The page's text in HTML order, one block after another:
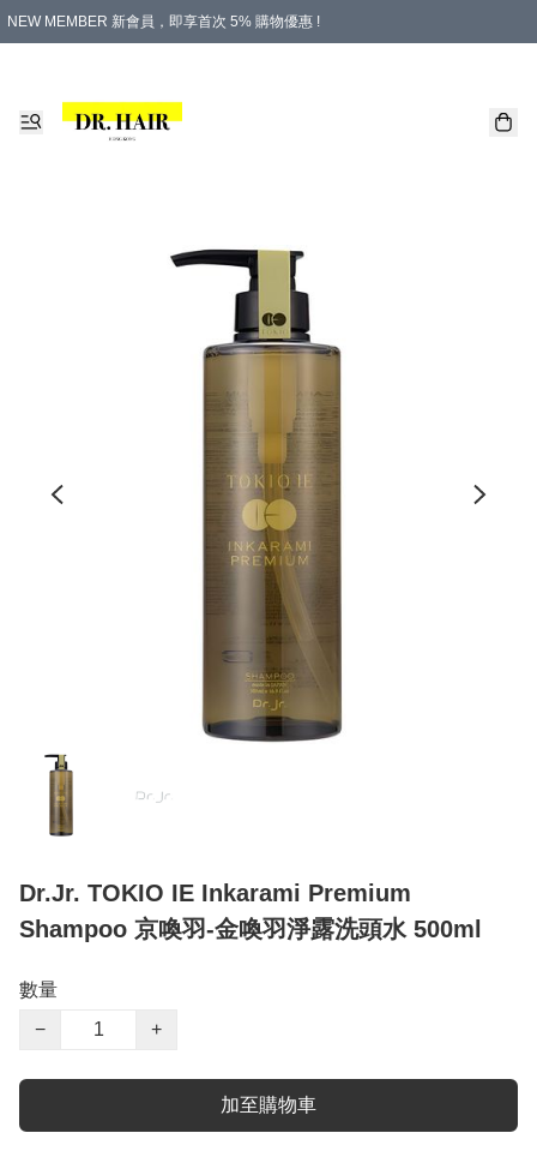
NEW MEMBER 新會員，即享首次 5% 購物優惠 !
Dr.Jr. TOKIO IE Inkarami Premium
Shampoo 京喚羽-金喚羽淨露洗頭水 500ml
數量
−
+
加至購物車